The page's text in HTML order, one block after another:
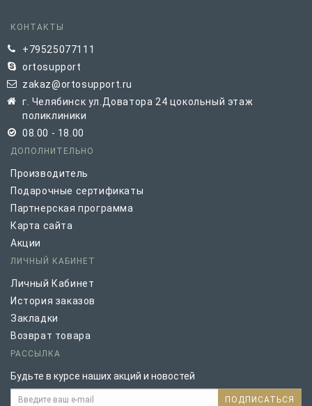
КОНТАКТЫ
+79525077111
ortosupport
zakaz@ortosupport.ru
г. Челябинск ул.Доватора 24 цокольный этаж
поликлиники
08.00 - 18.00
ДОПОЛНИТЕЛЬНО
Производитель
Подарочные сертификаты
Партнерская программа
Карта сайта
Акции
ЛИЧНЫЙ КАБИНЕТ
Личный Кабинет
История заказов
Закладки
Возврат товара
РАССЫЛКА
Будьте в курсе наших акций и новостей
ПОДПИСАТЬСЯ